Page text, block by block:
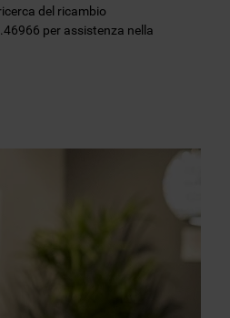
del ricambio
per assistenza nella